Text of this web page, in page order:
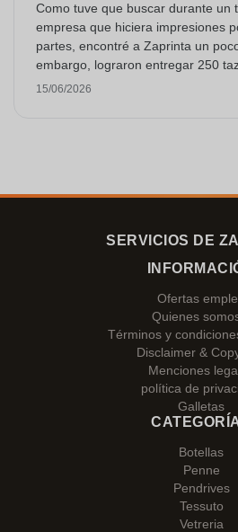
Como tuve que buscar durante un
empresa que hiciera impresiones
partes, encontré a Zaprinta un
embargo, lograron entregar 250
esmalte con una impresión
15/06/2026
SERVICIOS DE
Ofertas
Quienes
Términos y
Disclaimer &
Menciones
política de
Galletas
Botellas
Penne
Pendrives
Tessuto
Vetreria